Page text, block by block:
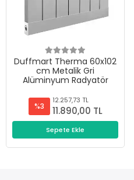
Duffmart Therma 60x102
cm Metalik Gri
Alüminyum Radyatör
%3
12.257,73 TL
11.890,00 TL
Sepete Ekle